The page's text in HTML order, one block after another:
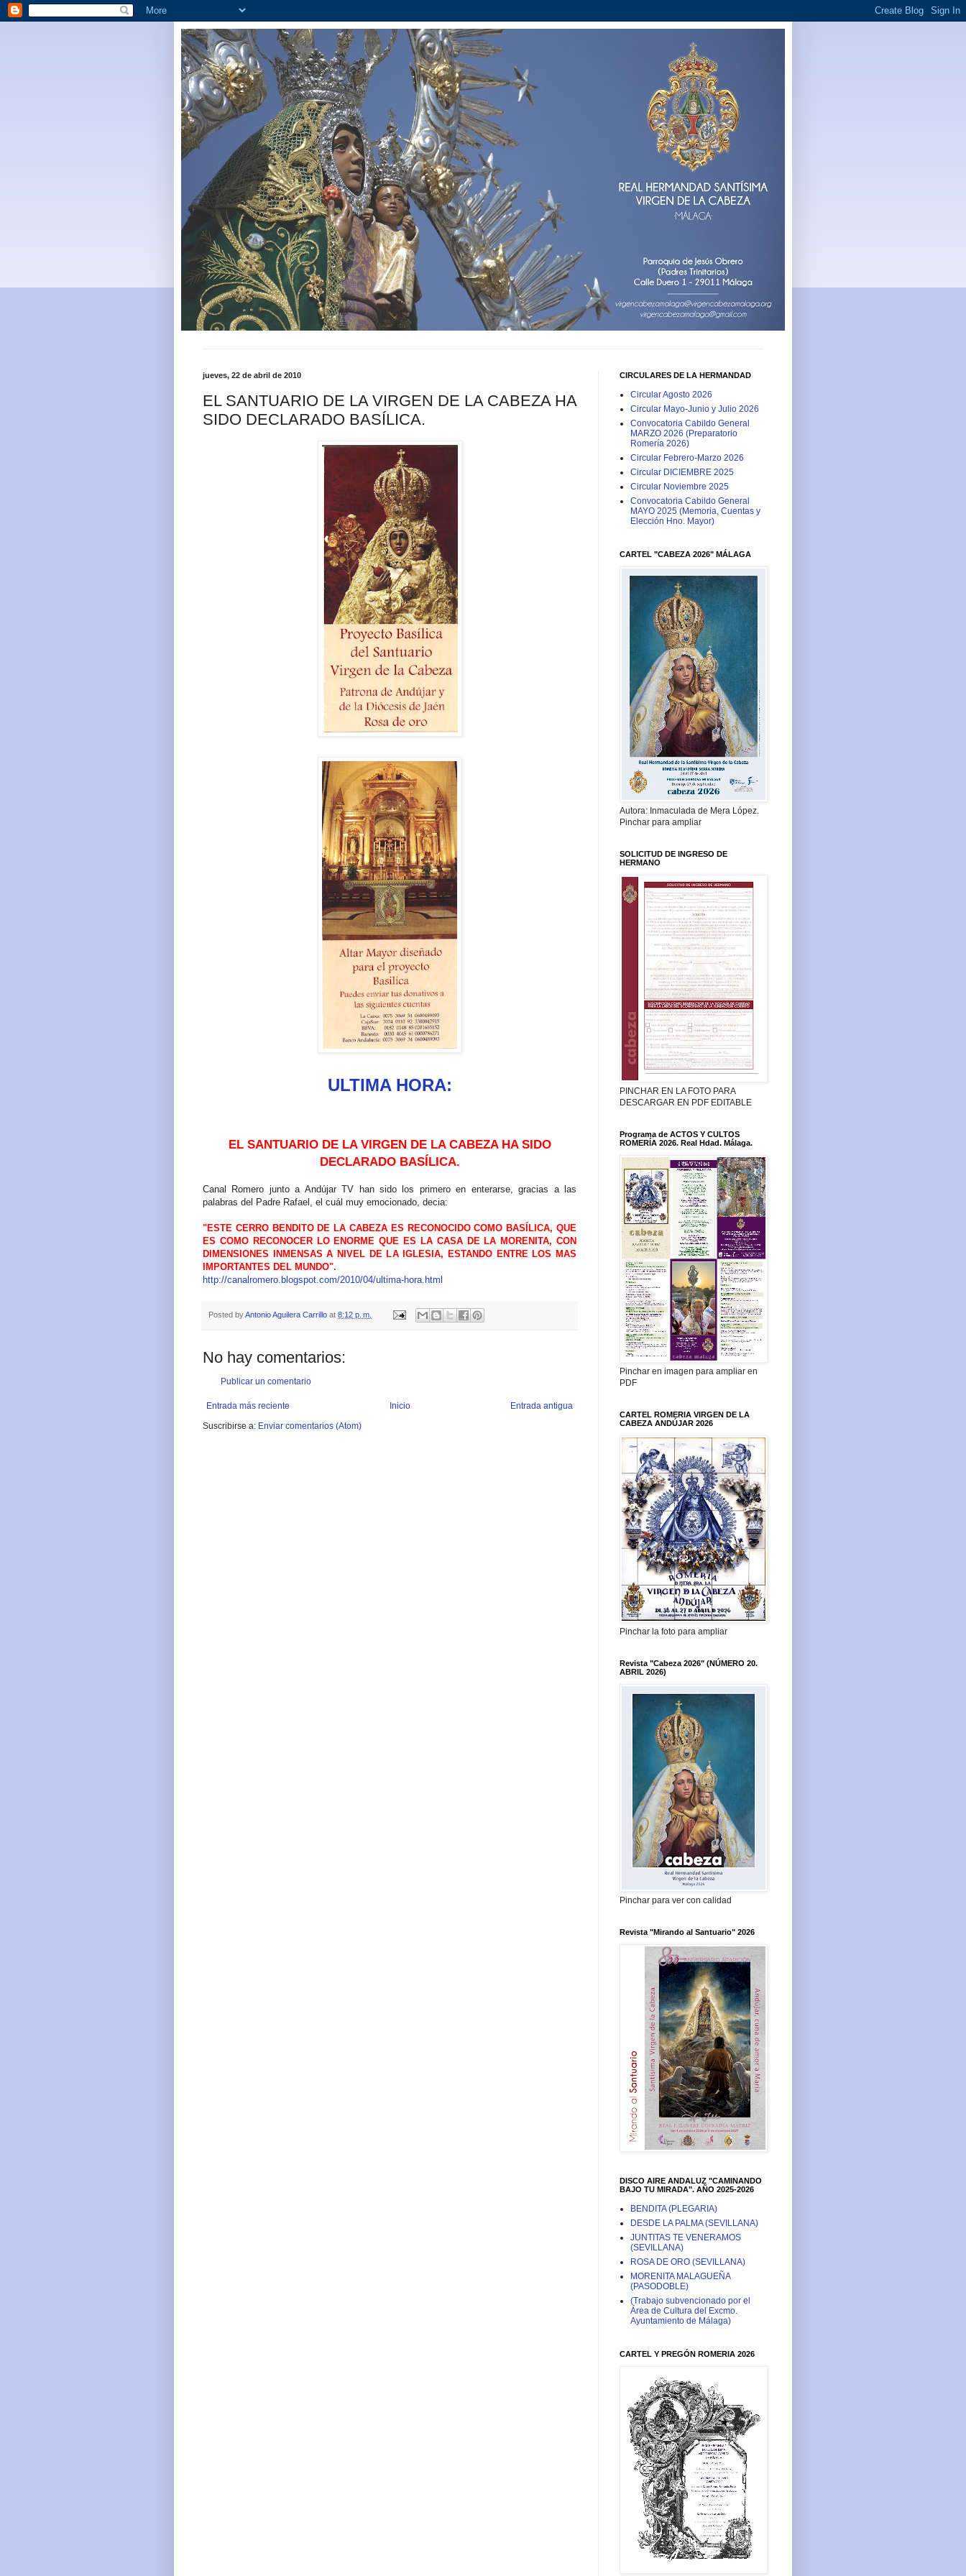
jueves, 22 de abril de 2010
EL SANTUARIO DE LA VIRGEN DE LA CABEZA HA
SIDO DECLARADO BASÍLICA.
ULTIMA HORA:
EL SANTUARIO DE LA VIRGEN DE LA CABEZA HA SIDO
DECLARADO BASÍLICA.
Canal Romero junto a Andújar TV han sido los primero en enterarse, gracias a las
palabras del Padre Rafael, el cuál muy emocionado, decia:
"ESTE CERRO BENDITO DE LA CABEZA ES RECONOCIDO COMO BASÍLICA, QUE
ES COMO RECONOCER LO ENORME QUE ES LA CASA DE LA MORENITA, CON
DIMENSIONES INMENSAS A NIVEL DE LA IGLESIA, ESTANDO ENTRE LOS MAS
IMPORTANTES DEL MUNDO".
http://canalromero.blogspot.com/2010/04/ultima-hora.html
Posted byAntonio Aguilera Carrillo at 8:12 p. m.
No hay comentarios:
Publicar un comentario
Entrada más reciente Entrada antigua
Inicio
Suscribirse a: Enviar comentarios (Atom)
CIRCULARES DE LA HERMANDAD
Circular Agosto 2026
Circular Mayo-Junio y Julio 2026
Convocatoria Cabildo General
MARZO 2026 (Preparatorio
Romería 2026)
Circular Febrero-Marzo 2026
Circular DICIEMBRE 2025
Circular Noviembre 2025
Convocatoria Cabildo General
MAYO 2025 (Memoria, Cuentas y
Elección Hno. Mayor)
CARTEL "CABEZA 2026" MÁLAGA
Autora: Inmaculada de Mera López.
Pinchar para ampliar
SOLICITUD DE INGRESO DE
HERMANO
PINCHAR EN LA FOTO PARA
DESCARGAR EN PDF EDITABLE
Programa de ACTOS Y CULTOS
ROMERÍA 2026. Real Hdad. Málaga.
Pinchar en imagen para ampliar en
PDF
CARTEL ROMERIA VIRGEN DE LA
CABEZA ANDÚJAR 2026
Pinchar la foto para ampliar
Revista "Cabeza 2026" (NÚMERO 20.
ABRIL 2026)
Pinchar para ver con calidad
Revista "Mirando al Santuario" 2026
DISCO AIRE ANDALUZ "CAMINANDO
BAJO TU MIRADA". AÑO 2025-2026
BENDITA (PLEGARIA)
DESDE LA PALMA (SEVILLANA)
JUNTITAS TE VENERAMOS
(SEVILLANA)
ROSA DE ORO (SEVILLANA)
MORENITA MALAGUEÑA
(PASODOBLE)
(Trabajo subvencionado por el
Área de Cultura del Excmo.
Ayuntamiento de Málaga)
CARTEL Y PREGÓN ROMERIA 2026